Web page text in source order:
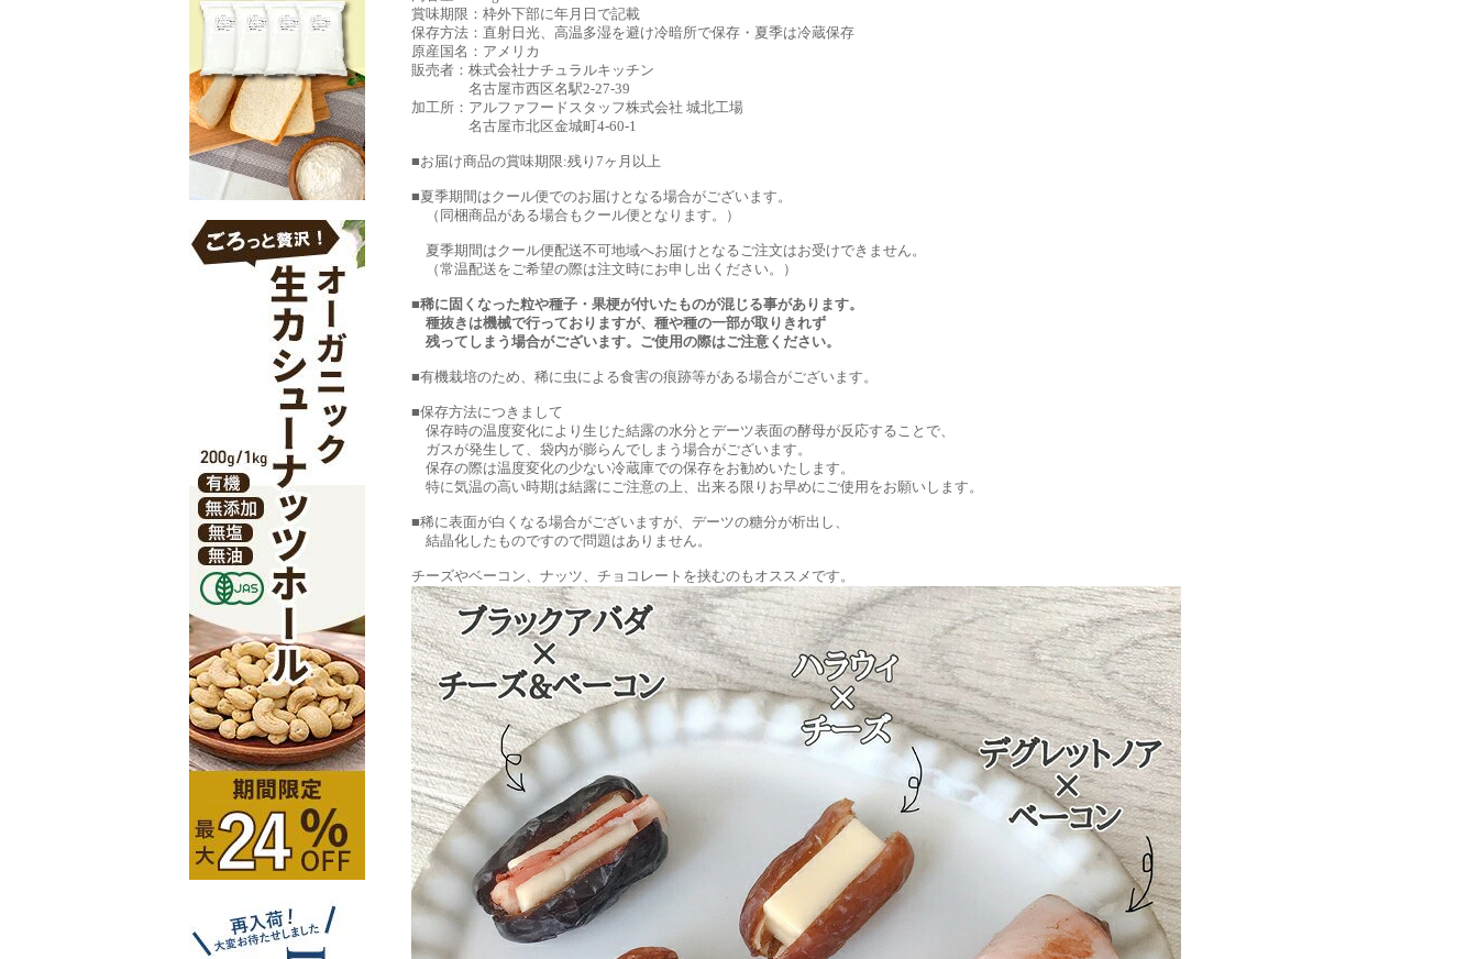
賞味期限：枠外下部に年月日で記載
保存方法：直射日光、高温多湿を避け冷暗所で保存・夏季は冷蔵保存
原産国名：アメリカ
販売者：株式会社ナチュラルキッチン
名古屋市西区名駅2-27-39
加工所：アルファフードスタッフ株式会社 城北工場
名古屋市北区金城町4-60-1
■お届け商品の賞味期限:残り7ヶ月以上
■夏季期間はクール便でのお届けとなる場合がございます。
（同梱商品がある場合もクール便となります。）
夏季期間はクール便配送不可地域へお届けとなるご注文はお受けできません。
（常温配送をご希望の際は注文時にお申し出ください。）
■稀に固くなった粒や種子・果梗が付いたものが混じる事があります。
種抜きは機械で行っておりますが、種や種の一部が取りきれず
残ってしまう場合がございます。ご使用の際はご注意ください。
■有機栽培のため、稀に虫による食害の痕跡等がある場合がございます。
■保存方法につきまして
保存時の温度変化により生じた結露の水分とデーツ表面の酵母が反応することで、
ガスが発生して、袋内が膨らんでしまう場合がございます。
保存の際は温度変化の少ない冷蔵庫での保存をお勧めいたします。
特に気温の高い時期は結露にご注意の上、出来る限りお早めにご使用をお願いします。
■稀に表面が白くなる場合がございますが、デーツの糖分が析出し、
結晶化したものですので問題はありません。
チーズやベーコン、ナッツ、チョコレートを挟むのもオススメです。